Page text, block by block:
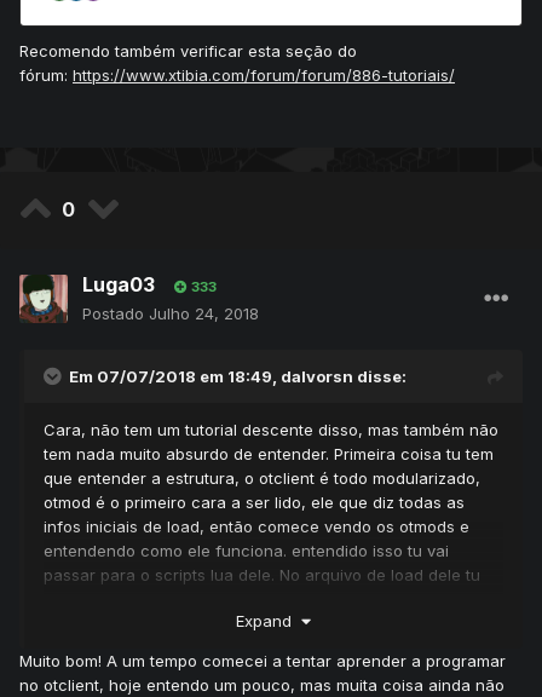
Recomendo também verificar esta seção do
fórum: https://www.xtibia.com/forum/forum/886-tutoriais/
0
Luga03 333
Postado Julho 24, 2018
Em 07/07/2018 em 18:49, dalvorsn disse:
Cara, não tem um tutorial descente disso, mas também não
tem nada muito absurdo de entender. Primeira coisa tu tem
que entender a estrutura, o otclient é todo modularizado,
otmod é o primeiro cara a ser lido, ele que diz todas as
infos iniciais de load, então comece vendo os otmods e
entendendo como ele funciona. entendido isso tu vai
passar para o scripts lua dele. No arquivo de load dele tu
'terminate'(pode ser diferente os nomes se tu alterar no
convencionado assim).
Expand
Muito bom! A um tempo comecei a tentar aprender a programar
no otclient, hoje entendo um pouco, mas muita coisa ainda não